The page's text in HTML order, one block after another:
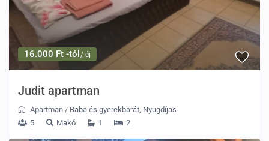
16.000 Ft -tól / éj
Judit apartman
Apartman / Baba és gyerekbarát Nyugdíjas
5
Makó 1 2